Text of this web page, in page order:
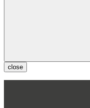
close